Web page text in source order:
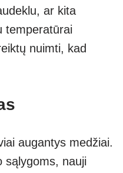
ar kita
temperatūrai
nuimti, kad
augantys medžiai.
sąlygoms, nauji